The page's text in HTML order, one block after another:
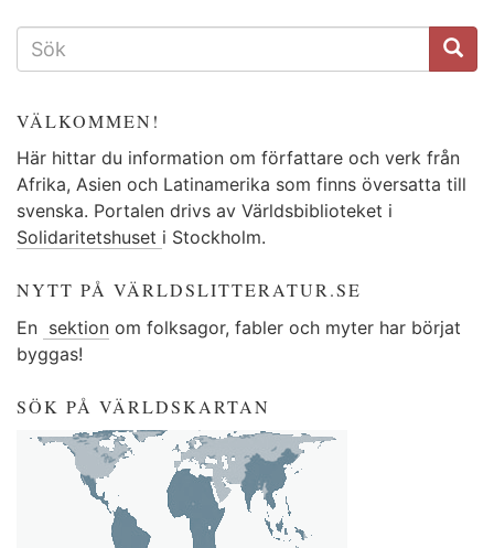
SÖKFORMULÄR
VÄLKOMMEN!
Här hittar du information om författare och verk från
Afrika, Asien och Latinamerika som finns översatta till
svenska. Portalen drivs av Världsbiblioteket i
Solidaritetshuset i Stockholm.
NYTT PÅ VÄRLDSLITTERATUR.SE
En sektion om folksagor, fabler och myter har börjat
byggas!
SÖK PÅ VÄRLDSKARTAN